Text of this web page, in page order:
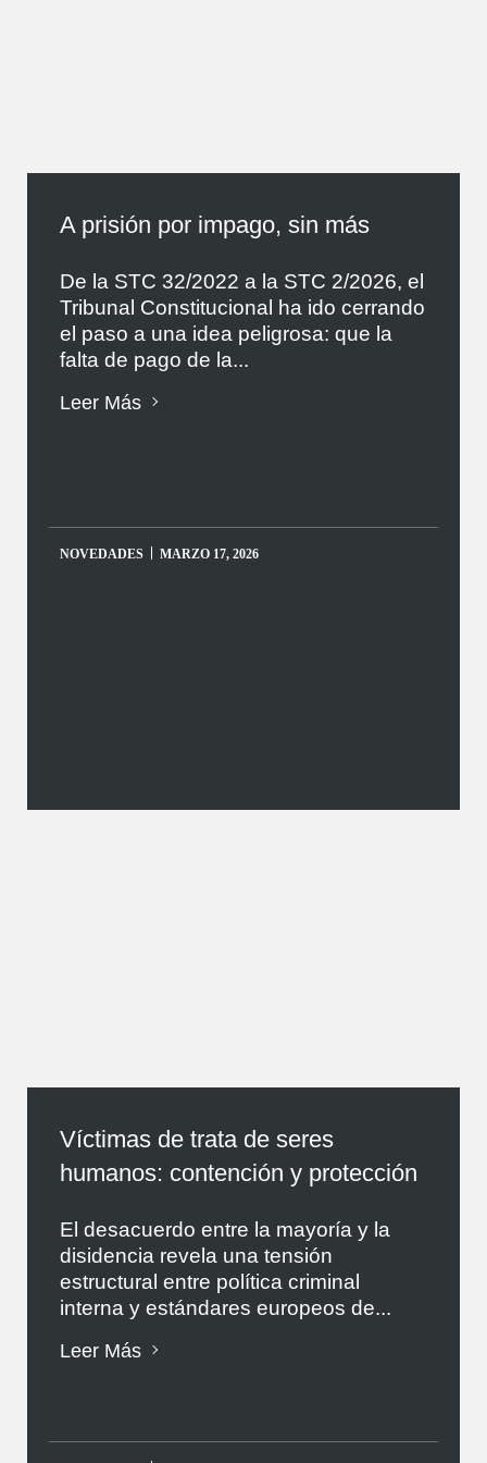
A prisión por impago, sin más
De la STC 32/2022 a la STC 2/2026, el
Tribunal Constitucional ha ido cerrando
el paso a una idea peligrosa: que la
falta de pago de la...
Leer Más
NOVEDADES MARZO 17, 2026
Víctimas de trata de seres
humanos: contención y protección
El desacuerdo entre la mayoría y la
disidencia revela una tensión
estructural entre política criminal
interna y estándares europeos de...
Leer Más